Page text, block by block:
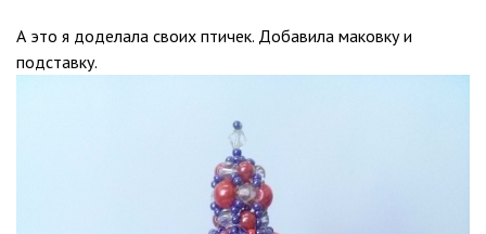
А это я доделала своих птичек. Добавила маковку и
подставку.